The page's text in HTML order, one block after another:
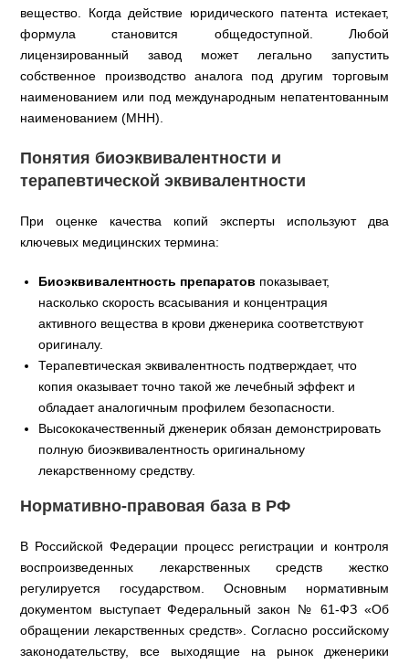
вещество. Когда действие юридического патента истекает,
формула становится общедоступной. Любой
лицензированный завод может легально запустить
собственное производство аналога под другим торговым
наименованием или под международным непатентованным
наименованием (МНН).
Понятия биоэквивалентности и
терапевтической эквивалентности
При оценке качества копий эксперты используют два
ключевых медицинских термина:
Биоэквивалентность препаратов показывает,
насколько скорость всасывания и концентрация
активного вещества в крови дженерика соответствуют
оригиналу.
Терапевтическая эквивалентность подтверждает, что
копия оказывает точно такой же лечебный эффект и
обладает аналогичным профилем безопасности.
Высококачественный дженерик обязан демонстрировать
полную биоэквивалентность оригинальному
лекарственному средству.
Нормативно-правовая база в РФ
В Российской Федерации процесс регистрации и контроля
воспроизведенных лекарственных средств жестко
регулируется государством. Основным нормативным
документом выступает Федеральный закон № 61-ФЗ «Об
обращении лекарственных средств». Согласно российскому
законодательству, все выходящие на рынок дженерики